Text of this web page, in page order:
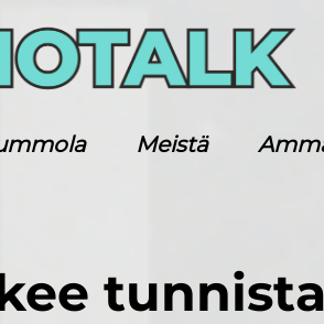
Meistä